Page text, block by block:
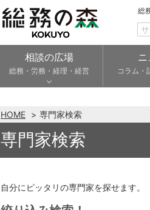
総
相談の広場
総務・労務・経理・経営
ニ
コラム・
HOME 専門家検索
専門家検索
自分にピッタリの専門家を探せます。